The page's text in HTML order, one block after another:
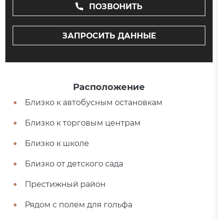
ПОЗВОНИТЬ
ЗАПРОСИТЬ ДАННЫЕ
Расположение
Близко к автобусным остановкам
Близко к торговым центрам
Близко к школе
Близко от детского сада
Престижный район
Рядом с полем для гольфа